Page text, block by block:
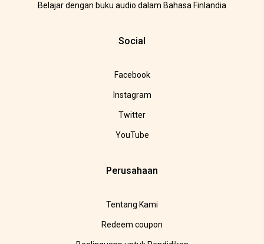
Belajar dengan buku audio dalam Bahasa Finlandia
Social
Facebook
Instagram
Twitter
YouTube
Perusahaan
Tentang Kami
Redeem coupon